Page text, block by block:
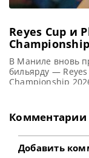
Reyes Cup и
2026 году
В Маниле вновь
бильярду —
Championship
в Манилу в
дней
уровня,
Комментарии
Добавить